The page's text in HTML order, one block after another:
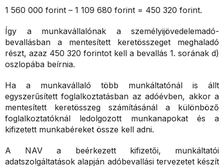
1 560 000 forint – 1 109 680 forint = 450 320 forint.
Így a munkavállalónak a személyijövedelemadó-
bevallásban a mentesített keretösszeget meghaladó
részt, azaz 450 320 forintot kell a bevallás 1. sorának d)
oszlopába beírnia.
Ha a munkavállaló több munkáltatónál is állt
egyszerűsített foglalkoztatásban az adóévben, akkor a
mentesített keretösszeg számításánál a különböző
foglalkoztatóknál ledolgozott munkanapokat és a
kifizetett munkabéreket össze kell adni.
A NAV a beérkezett kifizetői, munkáltatói
adatszolgáltatások alapján adóbevallási tervezetet készít